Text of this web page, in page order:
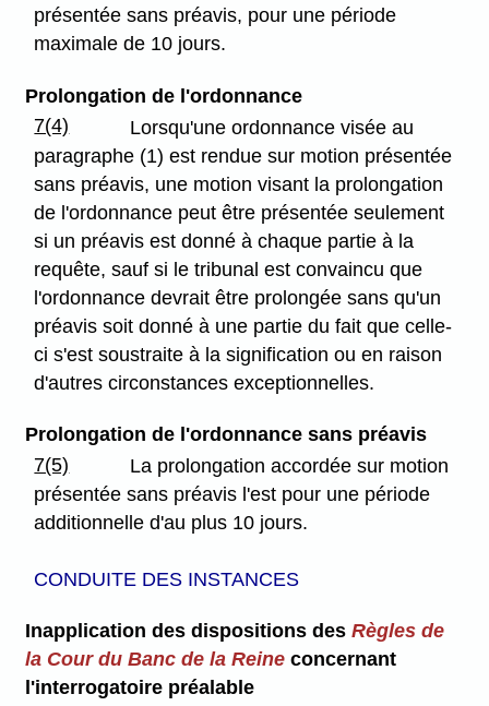
présentée sans préavis, pour une période
maximale de 10 jours.
Prolongation de l'ordonnance
7(4)
Lorsqu'une ordonnance visée au
paragraphe (1) est rendue sur motion présentée
sans préavis, une motion visant la prolongation
de l'ordonnance peut être présentée seulement
si un préavis est donné à chaque partie à la
requête, sauf si le tribunal est convaincu que
l'ordonnance devrait être prolongée sans qu'un
préavis soit donné à une partie du fait que celle-
ci s'est soustraite à la signification ou en raison
d'autres circonstances exceptionnelles.
Prolongation de l'ordonnance sans préavis
7(5)
La prolongation accordée sur motion
présentée sans préavis l'est pour une période
additionnelle d'au plus 10 jours.
CONDUITE DES INSTANCES
Inapplication des dispositions des Règles de
la Cour du Banc de la Reineconcernant
l'interrogatoire préalable